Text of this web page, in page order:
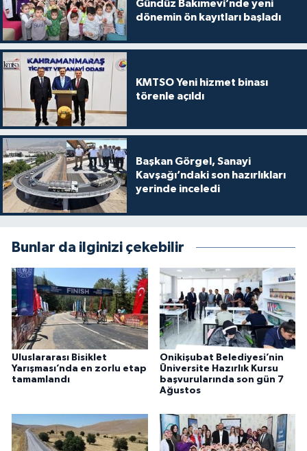
Gündüz Bakımevi’nde yeni
dönemin ön kayıtları başladı
KMTSO Yeni hizmet binası
törenle açıldı
Başkan Görgel, Sanayi
Kavşağı’ndaki son hazırlıkları
yerinde inceledi
Bunlar da ilginizi çekebilir
Uluslararası Bisiklet
Yarışması’nda en zorlu etap
tamamlandı
Onikişubat Belediyesi’nin
Üniversite Hazırlık Kursu
başvurularında son gün 7
Ağustos